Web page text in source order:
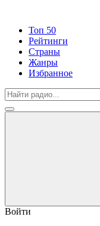
Топ 50
Рейтинги
Страны
Жанры
Избранное
Войти